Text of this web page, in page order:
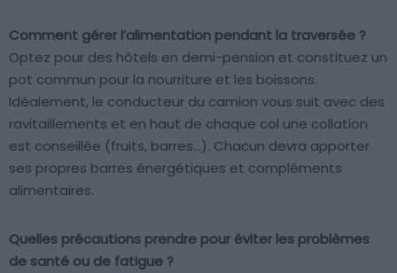
Comment gérer l’alimentation pendant la traversée ?
Optez pour des hôtels en demi-pension et constituez un
pot commun pour la nourriture et les boissons.
Idéalement, le conducteur du camion vous suit avec des
ravitaillements et en haut de chaque col une collation
est conseillée (fruits, barres…). Chacun devra apporter
ses propres barres énergétiques et compléments
alimentaires.
Quelles précautions prendre pour éviter les problèmes
de santé ou de fatigue ?